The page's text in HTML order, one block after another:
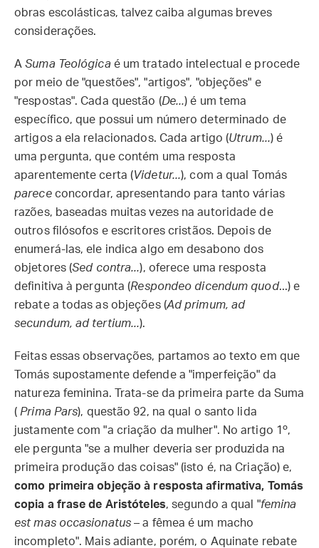
obras escolásticas, talvez caiba algumas breves
considerações.
ASuma Teológicaé um tratado intelectual e procede
por meio de "questões", "artigos", "objeções" e
"respostas". Cada questão (De...) é um tema
específico, que possui um número determinado de
artigos a ela relacionados. Cada artigo (Utrum...) é
uma pergunta, que contém uma resposta
aparentemente certa (Videtur...), com a qual Tomás
parececoncordar, apresentando para tanto várias
razões, baseadas muitas vezes na autoridade de
outros filósofos e escritores cristãos. Depois de
enumerá-las, ele indica algo em desabono dos
objetores (Sed contra...), oferece uma resposta
definitiva à pergunta (Respondeo dicendum quod...) e
rebate a todas as objeções (Ad primum, ad
secundum, ad tertium...).
Feitas essas observações, partamos ao texto em que
Tomás supostamente defende a "imperfeição" da
natureza feminina. Trata-se da primeira parte da Suma
( Prima Pars), questão 92, na qual o santo lida
justamente com "a criação da mulher". No artigo 1º,
ele pergunta "se a mulher deveria ser produzida na
primeira produção das coisas" (isto é, na Criação) e,
como primeira objeção à resposta afirmativa, Tomás
copia a frase de Aristóteles, segundo a qual "femina
est mas occasionatus – a fêmea é um macho
incompleto". Mais adiante, porém, o Aquinate rebate